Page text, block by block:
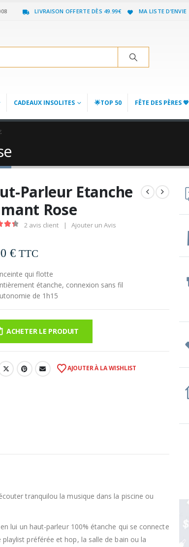
LIVRAISON OFFERTE DÈS 49.99€ MA LISTE D’ENVIE
CADEAUX INSOLITES 🌟TOP 50 FÊTE DES PÈRES 💖
Parleur Etanche
Rose
2 avis client | Ajouter un Avis
€ TTC
qui flotte
étanche, connexion sans fil
de 1h15
ACHETER LE PRODUIT
AJOUTER À LA WISHLIST
tranquilou la musique dans la piscine ou
lui un haut-parleur 100% étanche qui se connecte
préférée et hop, la salle de bain ou la